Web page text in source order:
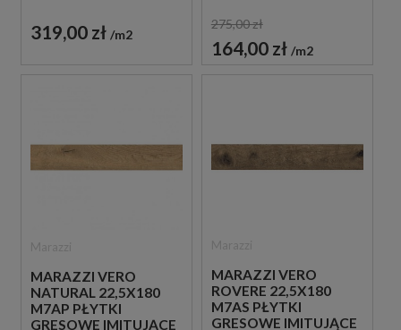
319,00 zł m2
275,00 zł
164,00 zł m2
MARAZZI VERO
NATURAL 22,5X180
M7AP PŁYTKI
GRESOWE IMITUJĄCE
MARAZZI VERO
ROVERE 22,5X180
M7AS PŁYTKI
GRESOWE IMITUJĄCE